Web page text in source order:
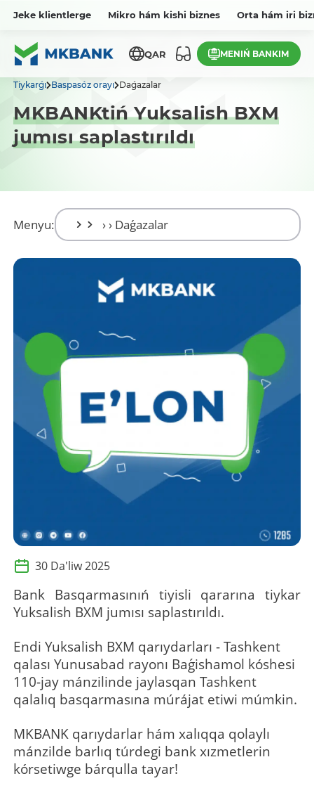
Jeke klientlerge Mikro hám kishi biznes Orta hám iri
QAR MENIŃ BANKIM
Tiykarǵı Baspasóz orayı Daǵazalar
MKBANKtiń Yuksalish BXM
jumısı saplastırıldı
Menyu:
30 Da'liw 2025
Bank Basqarmasınıń tiyisli qararına tiykar
Yuksalish BXM jumısı saplastırıldı.
Endi Yuksalish BXM qarıydarları - Tashkent
qalası Yunusabad rayonı Baǵishamol kóshesi
110-jay mánzilinde jaylasqan Tashkent
qalalıq basqarmasına múrájat etiwi múmkin.
MKBANK qarıydarlar hám xalıqqa qolaylı
mánzilde barlıq túrdegi bank xızmetlerin
kórsetiwge bárqulla tayar!